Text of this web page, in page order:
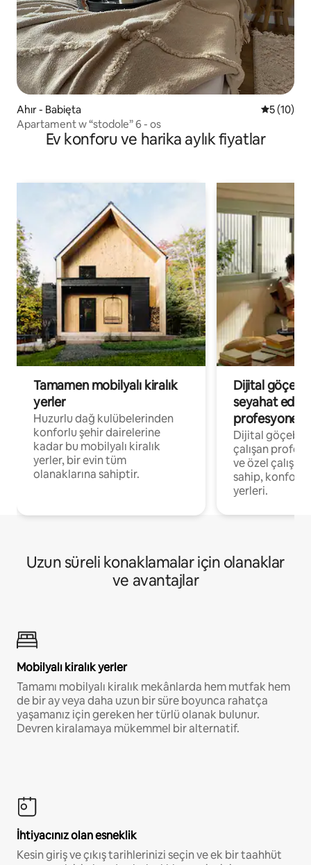
Ahır - Babięta 55 (10)
Apartament w “stodole” 6 - os
Ev konforu ve harika aylık fiyatlar
Tamamen mobilyalı kiralık
yerler
Huzurlu dağ kulübelerinden
konforlu şehir dairelerine
kadar bu mobilyalı kiralık
yerler, bir evin tüm
olanaklarına sahiptir.
Dijital
seyahat eden
Dijital
çalışan
ve özel
sahip,
yerleri.
Uzun süreli konaklamalar için olanaklar
ve avantajlar
Mobilyalı kiralık yerler
Tamamı mobilyalı kiralık mekânlarda hem mutfak hem
de bir ay veya daha uzun bir süre boyunca rahatça
yaşamanız için gereken her türlü olanak bulunur.
Devren kiralamaya mükemmel bir alternatif.
İhtiyacınız olan esneklik
Kesin giriş ve çıkış tarihlerinizi seçin ve ek bir taahhüt